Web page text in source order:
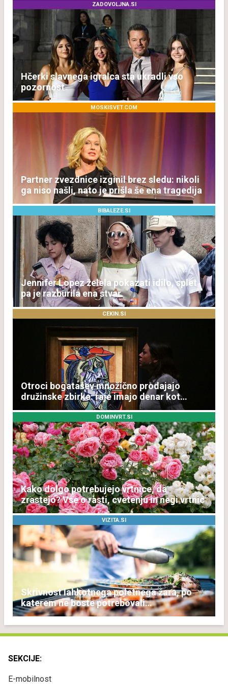
ZADOVOLJNA.SI
Hčerki slavnega igralca sta ukradli vso
pozornost
MOSKISVET.COM
Partner zvezdnice izginil brez sledu: nikoli
ga niso našli, nato je prišla še ena tragedija
BIBALEZE.SI
Jennifer Lopez želela pokazati idilo, splet
pa je razburila ena stvar
CEKIN.SI
Otroci bogatašev množično prodajajo
družinske zbirke: raje imajo denar kot
DOMINVRT.SI
Kako dolgo potrebujejo vrtnice, da
zrastejo? Vse o rasti, cvetenju in negi vrtnic
VIZITA.SI
Skrivnost lahkotnega poletnega žara, po
katerem ne boste potrebovali
popoldanskega spanca
SEKCIJE:
E-mobilnost